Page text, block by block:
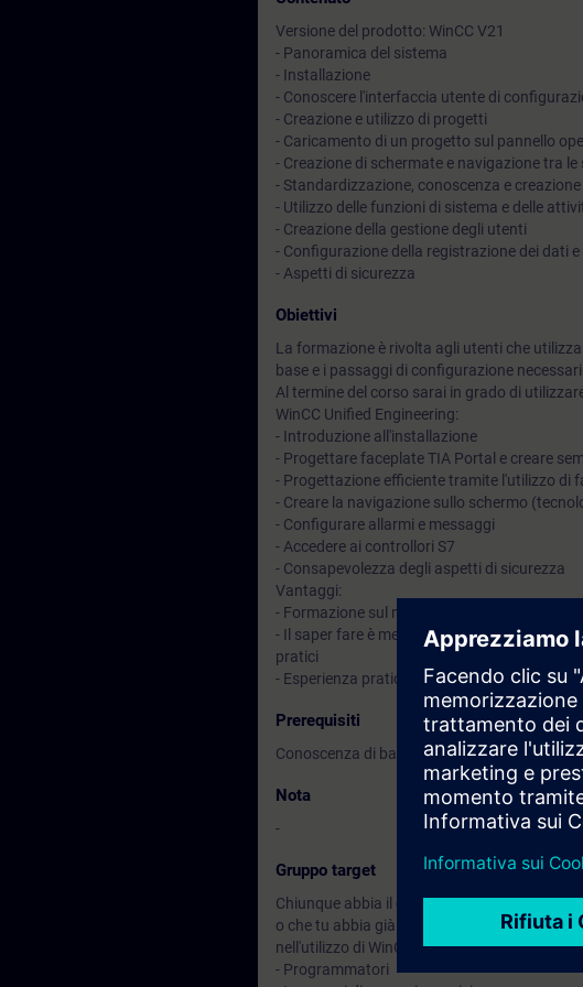
Versione del prodotto: WinCC V21
- Panoramica del sistema
- Installazione
- Conoscere l'interfaccia utente di
- Creazione e utilizzo di progetti
- Caricamento di un progetto sul pannello
- Creazione di schermate e navigazione tra
- Standardizzazione, conoscenza e
- Utilizzo delle funzioni di sistema e delle
- Creazione della gestione degli utenti
- Configurazione della registrazione dei dati
- Aspetti di sicurezza
Obiettivi
La formazione è rivolta agli utenti che
base e i passaggi di configurazione
Al termine del corso sarai in grado di
WinCC Unified Engineering:
- Introduzione all'installazione
- Progettare faceplate TIA Portal e creare
- Progettazione efficiente tramite l'utilizzo di
- Creare la navigazione sullo schermo
- Configurare allarmi e messaggi
- Accedere ai controllori S7
- Consapevolezza degli aspetti di sicurezza
Vantaggi:
- Formazione sul nuovo sistema HMI WinCC
- Il saper fare è meglio della sola teoria. Al
pratici
- Esperienza pratica con i nuovi Unified
Prerequisiti
Conoscenza di base della tecnologia
Nota
-
Gruppo target
Chiunque abbia il compito di creare e/o
o che tu abbia già avuto il primo contatto
nell'utilizzo di WinCC Unified e Unified
- Programmatori